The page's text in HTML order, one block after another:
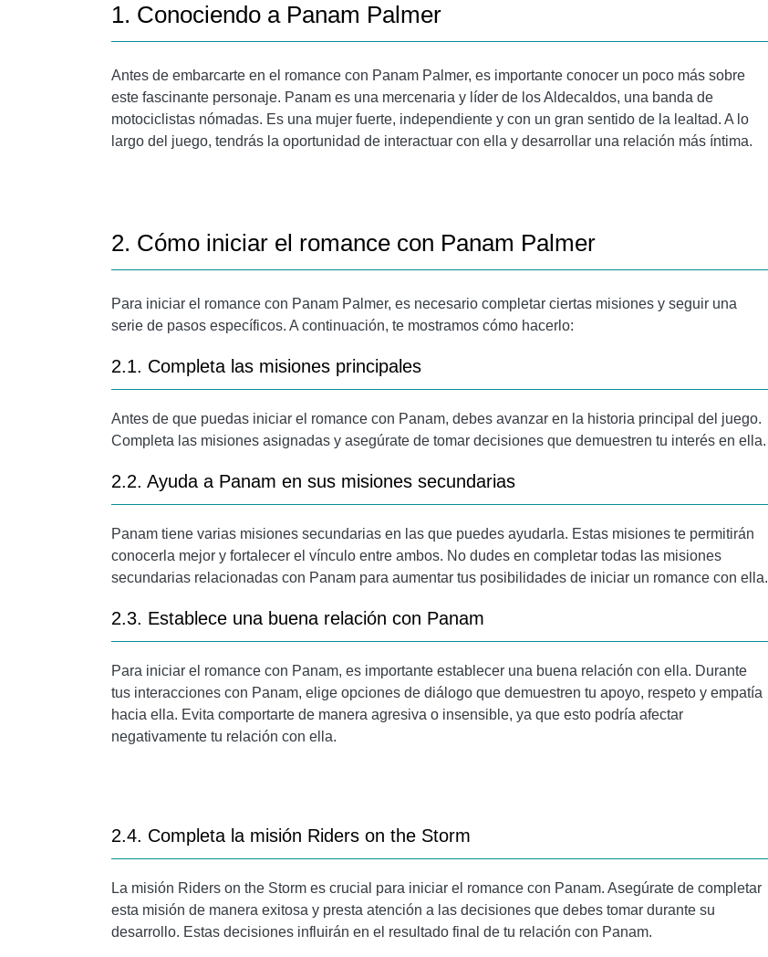
1. Conociendo a Panam Palmer
Antes de embarcarte en el romance con Panam Palmer, es importante conocer un poco más sobre
este fascinante personaje. Panam es una mercenaria y líder de los Aldecaldos, una banda de
motociclistas nómadas. Es una mujer fuerte, independiente y con un gran sentido de la lealtad. A lo
largo del juego, tendrás la oportunidad de interactuar con ella y desarrollar una relación más íntima.
2. Cómo iniciar el romance con Panam Palmer
Para iniciar el romance con Panam Palmer, es necesario completar ciertas misiones y seguir una
serie de pasos específicos. A continuación, te mostramos cómo hacerlo:
2.1. Completa las misiones principales
Antes de que puedas iniciar el romance con Panam, debes avanzar en la historia principal del juego.
Completa las misiones asignadas y asegúrate de tomar decisiones que demuestren tu interés en ella.
2.2. Ayuda a Panam en sus misiones secundarias
Panam tiene varias misiones secundarias en las que puedes ayudarla. Estas misiones te permitirán
conocerla mejor y fortalecer el vínculo entre ambos. No dudes en completar todas las misiones
secundarias relacionadas con Panam para aumentar tus posibilidades de iniciar un romance con ella.
2.3. Establece una buena relación con Panam
Para iniciar el romance con Panam, es importante establecer una buena relación con ella. Durante
tus interacciones con Panam, elige opciones de diálogo que demuestren tu apoyo, respeto y empatía
hacia ella. Evita comportarte de manera agresiva o insensible, ya que esto podría afectar
negativamente tu relación con ella.
2.4. Completa la misión Riders on the Storm
La misión Riders on the Storm es crucial para iniciar el romance con Panam. Asegúrate de completar
esta misión de manera exitosa y presta atención a las decisiones que debes tomar durante su
desarrollo. Estas decisiones influirán en el resultado final de tu relación con Panam.